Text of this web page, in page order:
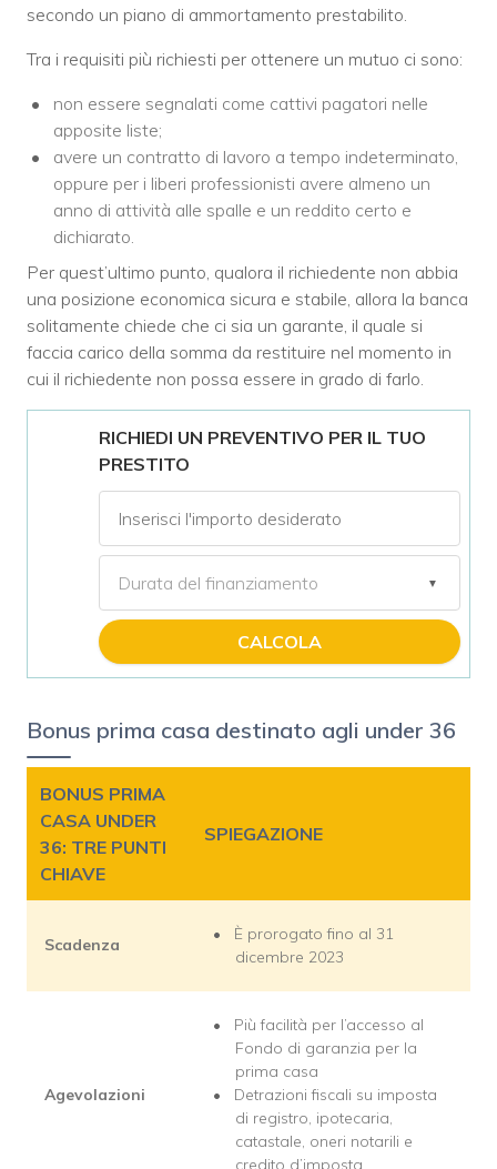
secondo un piano di ammortamento prestabilito.
Tra i requisiti più richiesti per ottenere un mutuo ci sono:
non essere segnalati come cattivi pagatori nelle
apposite liste;
avere un contratto di lavoro a tempo indeterminato,
oppure per i liberi professionisti avere almeno un
anno di attività alle spalle e un reddito certo e
dichiarato.
Per quest’ultimo punto, qualora il richiedente non abbia
una posizione economica sicura e stabile, allora la banca
solitamente chiede che ci sia un garante, il quale si
faccia carico della somma da restituire nel momento in
cui il richiedente non possa essere in grado di farlo.
RICHIEDI UN PREVENTIVO PER IL TUO
PRESTITO
CALCOLA
Bonus prima casa destinato agli under 36
BONUS PRIMA
CASA UNDER
36: TRE PUNTI
CHIAVE
SPIEGAZIONE
Scadenza
È prorogato fino al 31
dicembre 2023
Agevolazioni
Più facilità per l’accesso al
Fondo di garanzia per la
prima casa
Detrazioni fiscali su imposta
di registro, ipotecaria,
catastale, oneri notarili e
credito d’imposta